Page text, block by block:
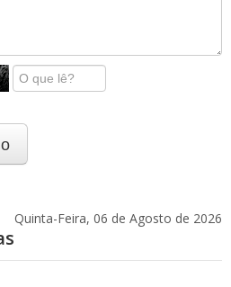
Quinta-Feira, 06 de Agosto de 2026